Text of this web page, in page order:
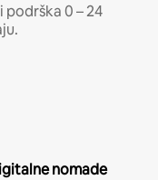
podrška 0 – 24
nomade